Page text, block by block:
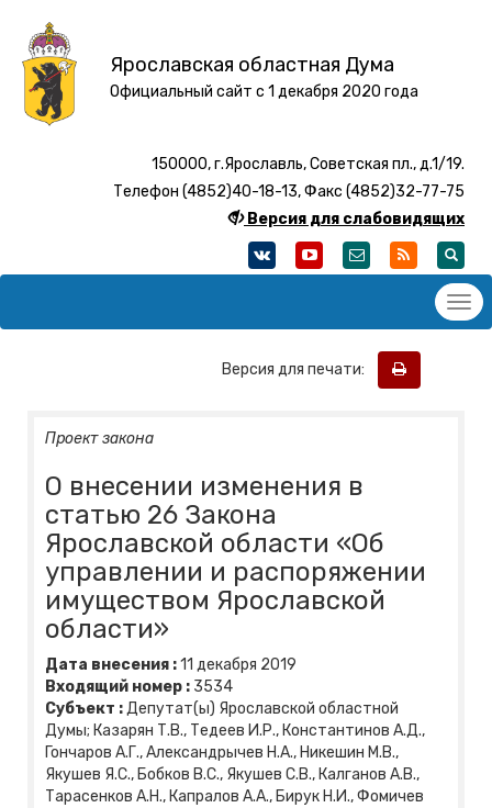
Ярославская областная Дума
Официальный сайт с 1 декабря 2020 года
150000, г.Ярославль, Советская пл., д.1/19.
Телефон (4852)40-18-13, Факс (4852)32-77-75
Версия для слабовидящих
Версия для печати:
Проект закона
О внесении изменения в
статью 26 Закона
Ярославской области «Об
управлении и распоряжении
имуществом Ярославской
области»
Дата внесения :11 декабря 2019
Входящий номер : 3534
Субъект :Депутат(ы) Ярославской областной
Думы; Казарян Т.В., Тедеев И.Р., Константинов А.Д.,
Гончаров А.Г., Александрычев Н.А., Никешин М.В.,
Якушев Я.С., Бобков В.С., Якушев С.В., Калганов А.В.,
Тарасенков А.Н., Капралов А.А., Бирук Н.И., Фомичев